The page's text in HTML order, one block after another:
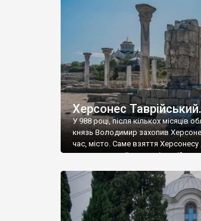
візантійської доби. Раритети
культурної спадщини ЮНЕСКО
Офіційно – на виставку «Золото
влада в Україні вважають це лише
Херсонес
У 988 році, після кількох місяців
князь Володимир захопив
час, місто. Саме взяття
диктувати свої умови
Херсонесі Володимир-язичник,
християнином. А потім було
Херсонесу Таврійського названо